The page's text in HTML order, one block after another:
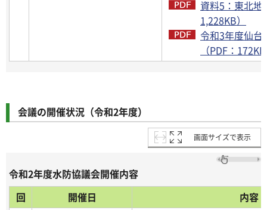
資料5：東北地
1,228KB）
令和3年度仙台
（PDF：
会議の開催状況（令和2年度）
画面サイズで表示
回 開催日 内容
令和2年度水防協議会開催内容